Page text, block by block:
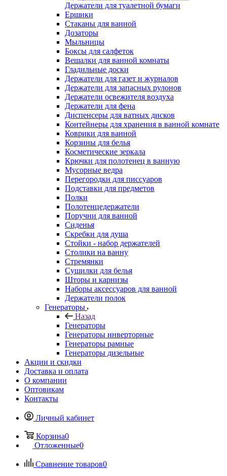
Держатели для туалетной бумаги
Ершики
Стаканы для ванной
Дозаторы
Мыльницы
Боксы для салфеток
Вешалки для ванной комнаты
Гладильные доски
Держатели для газет и журналов
Держатели для запасных рулонов
Держатели освежителя воздуха
Держатели для фена
Диспенсеры для ватных дисков
Контейнеры для хранения в ванной комнате
Коврики для ванной
Корзины для белья
Косметические зеркала
Крючки для полотенец в ванную
Мусорные ведра
Перегородки для писсуаров
Подставки для предметов
Полки
Полотенцедержатели
Поручни для ванной
Сиденья
Скребки для душа
Стойки - набор держателей
Столики на ванну
Стремянки
Сушилки для белья
Шторы и карнизы
Наборы аксессуаров для ванной
Держатели полок
Генераторы
Назад
Генераторы
Генераторы инверторные
Генераторы рамные
Генераторы дизельные
Акции и скидки
Доставка и оплата
О компании
Оптовикам
Контакты
Личный кабинет
Корзина0
Отложенные0
Сравнение товаров0